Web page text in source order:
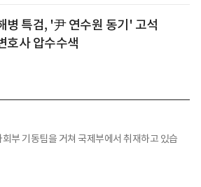
병 특검, '尹 연수원 동기' 고석
호사 압수수색
부 기동팀을 거쳐 국제부에서 취재하고 있습